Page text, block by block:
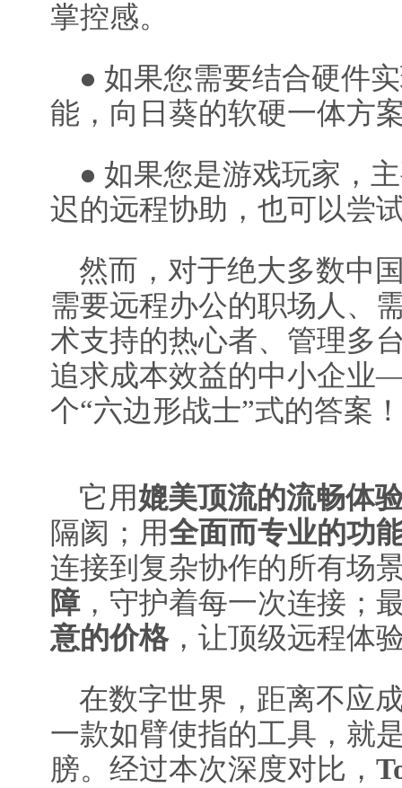
掌控感。
● 如果您需要结合硬件
能，向日葵的软硬一体方
● 如果您是游戏玩家，
迟的远程协助，也可以尝
然而，对于绝大多数中
需要远程办公的职场人、
术支持的热心者、管理多
追求成本效益的中小企业
个“六边形战士”式的答案！
它用媲美顶流的流畅体
隔阂；用全面而专业的功
连接到复杂协作的所有场
障，守护着每一次连接；
意的价格，让顶级远程体
在数字世界，距离不应
一款如臂使指的工具，就
膀。经过本次深度对比，